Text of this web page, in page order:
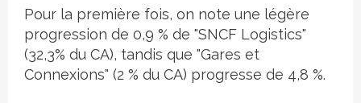
Pour la première fois, on note une légère
progression de 0,9 % de "SNCF Logistics"
(32,3% du CA), tandis que "Gares et
Connexions" (2 % du CA) progresse de 4,8 %.